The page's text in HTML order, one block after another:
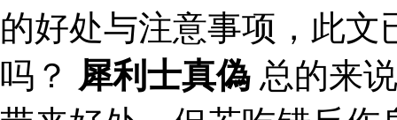
的好处与注意事项，此
吗？ 犀利士真偽 总的来